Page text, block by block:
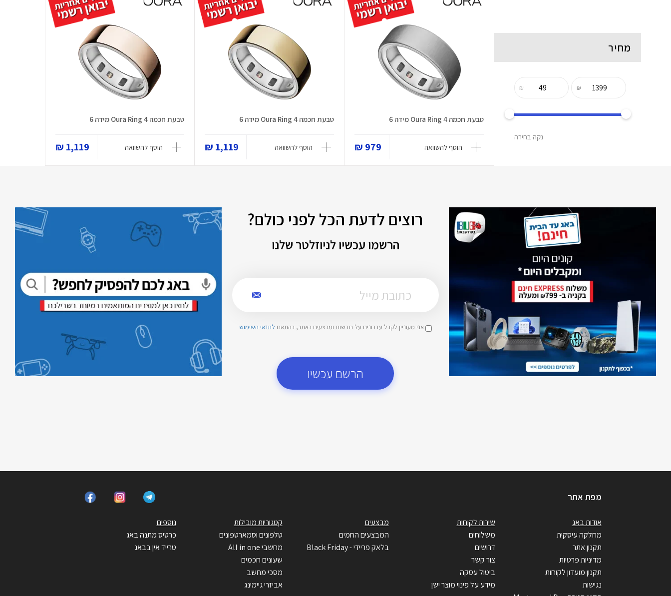
מחיר
₪
₪
נקה בחירה
טבעת חכמה Oura Ring 4 מידה 6
הוסף להשוואה 979 ₪
טבעת חכמה Oura Ring 4 מידה 6
הוסף להשוואה 1,119 ₪
טבעת חכמה Oura Ring 4 מידה 6
הוסף להשוואה 1,119 ₪
רוצים לדעת הכל לפני כולם?
הרשמו עכשיו לניוזלטר שלנו
אני מעוניין לקבל עדכונים על חדשות ומבצעים באתר, בהתאם לתנאי השימוש
הרשם עכשיו
מפת אתר
אודות באג
מחלקה עיסקית
תקנון אתר
מדיניות פרטיות
תקנון מועדון לקוחות
נגישות
שירות לקוחות
משלוחים
דרושים
צור קשר
ביטול עסקה
מידע על פינוי מוצר ישן
מבצעים
המבצעים החמים
בלאק פריידי - Black Friday
קטגוריות מובילות
טלפונים וסמארטפונים
מחשבי All in one
שעונים חכמים
מסכי מחשב
אביזרי גיימינג
נוספים
כרטיס מתנה באג
טרייד אין בבאג